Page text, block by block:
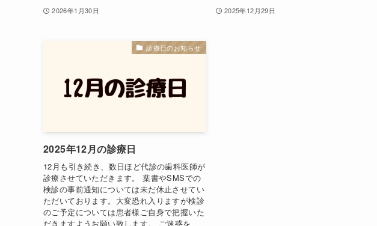
2026年1月30日 2025年12月29日
診療日のお知らせ
2025年12月の診療日
12月も引き続き、数日ほど代診の歯科医師が
診療させていただきます。 葉書やSMSでの
検診の事前通知については未だ休止させてい
ただいております。大変恐れ入りますが検診
のご予定については患者様ご自身で把握いた
だきますようお願い致します。 ご迷惑を